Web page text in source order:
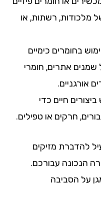
מלכודות, רשתות, או
בחומרים כימיים
שמנים אתרים, חומרי
אורגניים.
חיים כדי
חרקים או טפילים.
להדברת מזיקים
הנכונה עבורכם.
על הסביבה